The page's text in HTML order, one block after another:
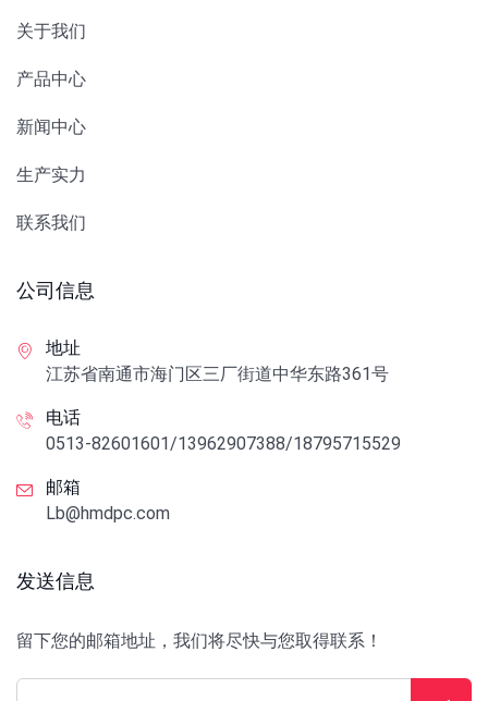
关于我们
产品中心
新闻中心
生产实力
联系我们
公司信息
地址
江苏省南通市海门区三厂街道中华东路361号
电话
0513-82601601/13962907388/18795715529
邮箱
Lb@hmdpc.com
发送信息
留下您的邮箱地址，我们将尽快与您取得联系！